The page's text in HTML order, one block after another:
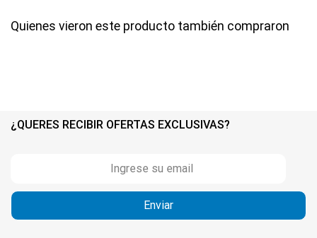
Quienes vieron este producto también compraron
¿QUERES RECIBIR OFERTAS EXCLUSIVAS?